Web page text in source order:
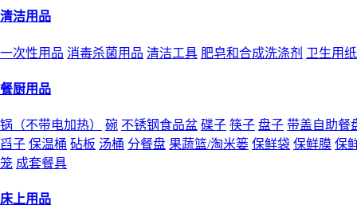
清洁用品
一次性用品 消毒杀菌用品 清洁工具 肥皂和合成洗涤剂 卫生用
餐厨用品
锅（不带电加热） 碗 不锈钢食品盆 碟子 筷子 盘子 带盖自助餐
舀子 保温桶 砧板 汤桶 分餐盘 果蔬篮/淘米篓 保鲜袋 保鲜膜 保
笼 成套餐具
床上用品